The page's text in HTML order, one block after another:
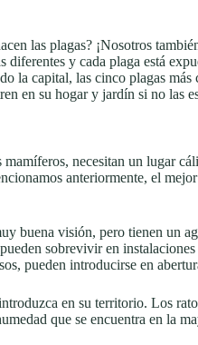
las plagas? ¡Nosotros
y cada plaga está
capital, las cinco plagas
en su hogar y jardín si no las
necesitan un lugar
anteriormente, el
buena visión, pero tienen un
sobrevivir en
pueden introducirse en
en su territorio. Los
que se encuentra en la